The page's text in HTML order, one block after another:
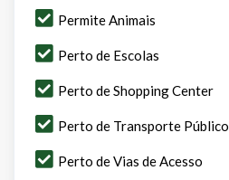
Permite Animais
Perto de Escolas
Perto de Shopping Center
Perto de Transporte Público
Perto de Vias de Acesso